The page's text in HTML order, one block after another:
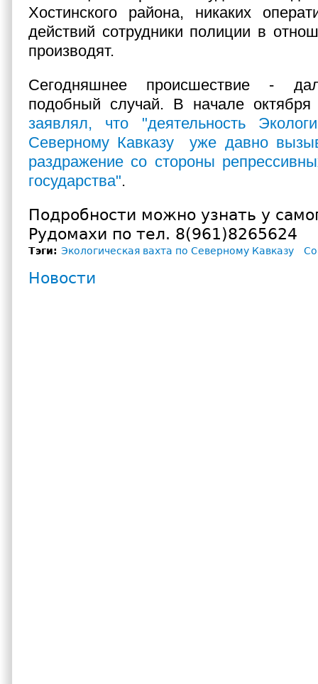
Хостинского района, никаких
действий сотрудники полиции в
производят.
Сегодняшнее происшествие -
подобный случай. В начале
заявлял, что "деятельность
Северному Кавказу уже давно
раздражение со стороны
государства".
Подробности можно узнать у
Рудомахи по тел. 8(961)8265624
Тэги: Экологическая вахта по Северному Кавказу
Новости